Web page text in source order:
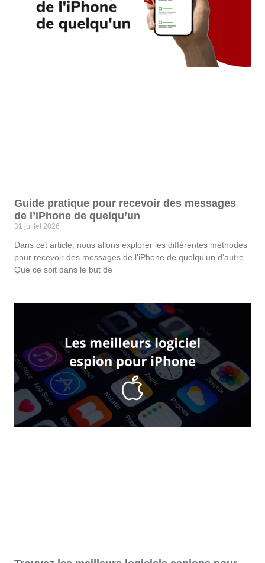
Guide pratique pour recevoir des messages
de l’iPhone de quelqu’un
31 juillet 2026
Dans cet article, nous allons explorer les différentes méthodes
pour recevoir des messages de l’iPhone de quelqu’un d’autre.
Que ce soit dans le but de